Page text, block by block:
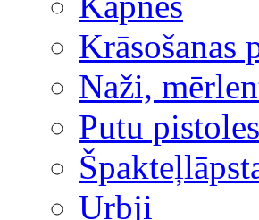
Krāsošanas
Naži,
Putu pistoles
Urbji